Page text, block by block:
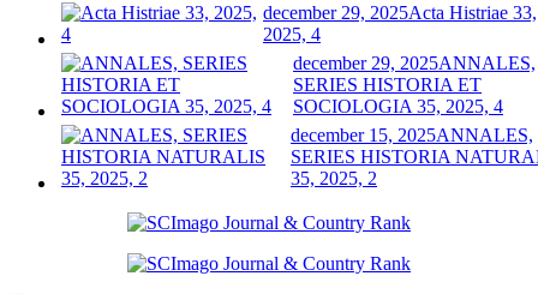
december 29, 2025Acta Histriae 33,
2025, 4
december 29, 2025ANNALES,
SERIES HISTORIA ET
SOCIOLOGIA 35, 2025, 4
december 15, 2025ANNALES,
SERIES HISTORIA
35, 2025, 2